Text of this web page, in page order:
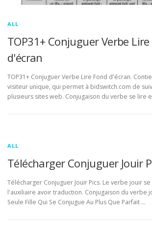
ALL
TOP31+ Conjuguer Verbe Lire
d'écran
TOP31+ Conjuguer Verbe Lire Fond d'écran.
visiteur unique, qui permet à bidswitch.com de
plusieurs sites web. Conjugaison du verbe se lire
ALL
Télécharger Conjuguer Jouir
Télécharger Conjuguer Jouir Pics. Le verbe jouir
l'auxiliaire avoir traduction. Conjugaison du verbe
Seule Fille Qui Se Conjugue Au Plus Que Parfait …